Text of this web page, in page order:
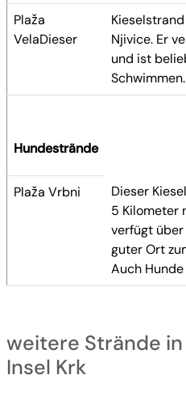
weitere Strände
Insel Krk
Plaža
VelaDieser
Njivice. Er
und ist
Schwimmen.
Hundestrände
Plaža Vrbni
Dieser
5 Kilometer
verfügt
guter Ort
Auch